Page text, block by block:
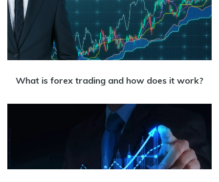
What is forex trading and how does it work?